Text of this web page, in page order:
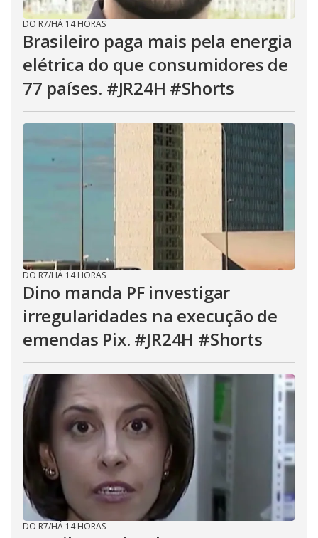
DO R7/HÁ 14 HORAS
Brasileiro paga mais pela energia
elétrica do que consumidores de
77 países. #JR24H #Shorts
DO R7/HÁ 14 HORAS
Dino manda PF investigar
irregularidades na execução de
emendas Pix. #JR24H #Shorts
DO R7/HÁ 14 HORAS